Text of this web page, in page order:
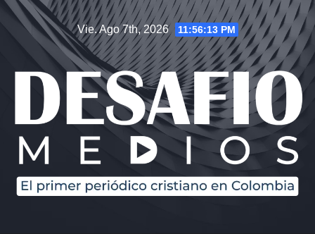
Saltar
contenido
Vie. Ago 7th, 2026 11:56:14 PM